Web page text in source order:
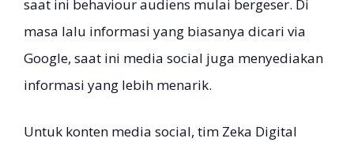
saat ini behaviour audiens mulai bergeser. Di
masa lalu informasi yang biasanya dicari via
Google, saat ini media social juga menyediakan
informasi yang lebih menarik.
Untuk konten media social, tim Zeka Digital